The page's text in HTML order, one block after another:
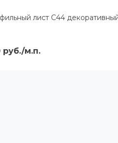
лист С44
руб./м.п.